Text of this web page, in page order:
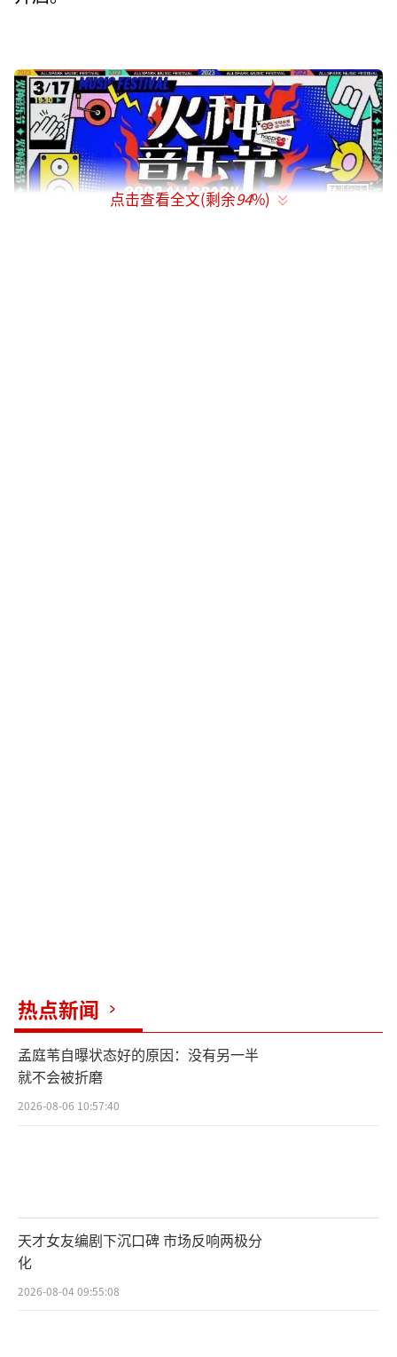
“火种音乐节”对于五湖四海的乐迷来
说，是一趟寻梦之旅，对于前来助阵的嘉宾来
说，更是一趟回家之行。
音乐的交接棒下，奔赴了一场跨时空的梦想约
定。
点击查看全文(剩余94%)
热点新闻
孟庭苇自曝状态好的原因：没有另一半
就不会被折磨
2026-08-06 10:57:40
天才女友编剧下沉口碑 市场反响两极分
化
2026-08-04 09:55:08